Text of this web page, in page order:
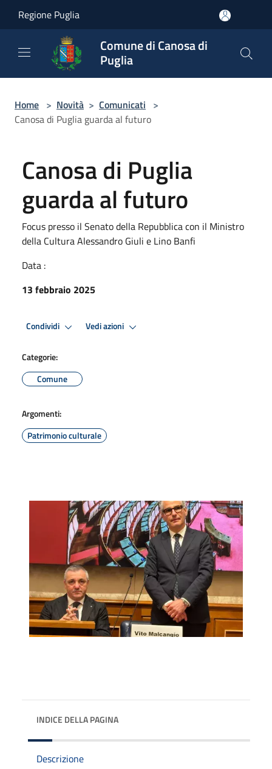
Regione Puglia
Comune di Canosa di
Puglia
Home > Novità > Comunicati >
Canosa di Puglia guarda al futuro
Canosa di Puglia
guarda al futuro
Focus presso il Senato della Repubblica con il Ministro
della Cultura Alessandro Giuli e Lino Banfi
Data :
13 febbraio 2025
Condividi Vedi azioni
Categorie:
Comune
Argomenti:
Patrimonio culturale
INDICE DELLA PAGINA
Descrizione